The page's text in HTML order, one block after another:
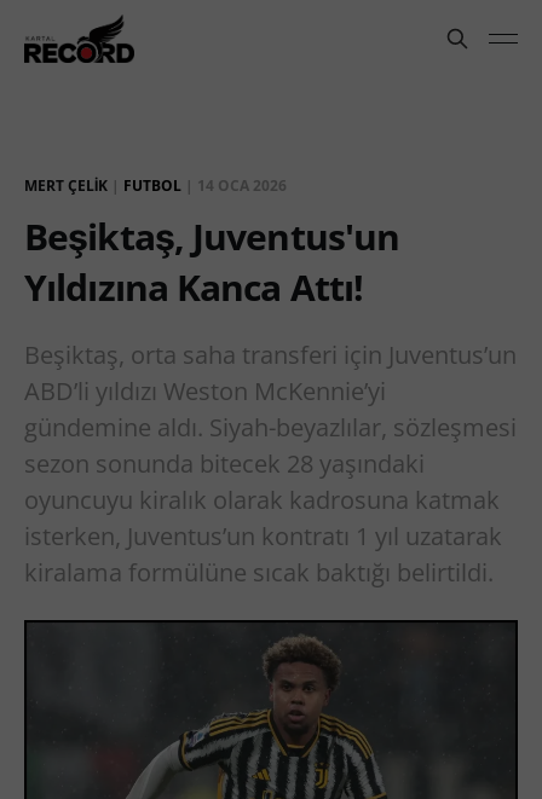
MERT ÇELIK | FUTBOL | 14 OCA 2026
Beşiktaş, Juventus'un
Yıldızına Kanca Attı!
Beşiktaş, orta saha transferi için Juventus’un
ABD’li yıldızı Weston McKennie’yi
gündemine aldı. Siyah-beyazlılar, sözleşmesi
sezon sonunda bitecek 28 yaşındaki
oyuncuyu kiralık olarak kadrosuna katmak
isterken, Juventus’un kontratı 1 yıl uzatarak
kiralama formülüne sıcak baktığı belirtildi.